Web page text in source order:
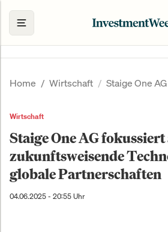
Home Wirtschaft Staige One
Wirtschaft
Staige One AG
zukunftsweisende
globale Partnerschaften
04.06.2025 - 20:55 Uhr